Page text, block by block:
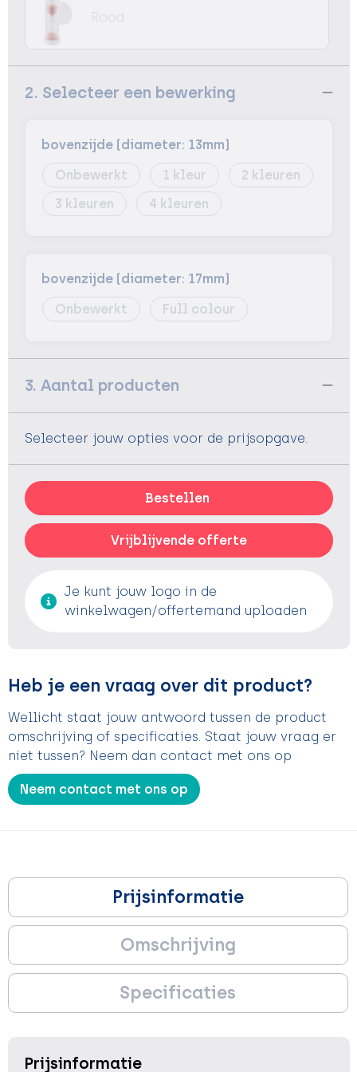
Rood
2. Selecteer een bewerking
bovenzijde (diameter: 13mm)
Onbewerkt
1
2
3
4
bovenzijde (diameter: 17mm)
Onbewerkt
Full colour
3. Aantal producten
Selecteer jouw opties voor de prijsopgave.
Bestellen
Vrijblijvende offerte
Je kunt jouw logo in de
winkelwagen/offertemand uploaden
Heb je een vraag over dit product?
Wellicht staat jouw antwoord tussen de product
omschrijving of specificaties. Staat jouw vraag er
niet tussen? Neem dan contact met ons op
Neem contact met ons op
Prijsinformatie
Omschrijving
Specificaties
Prijsinformatie